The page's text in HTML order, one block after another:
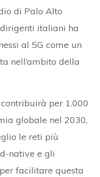
di Palo Alto
italiani ha
al 5G come un
nell’ambito della
per 1.000
globale nel 2030,
le reti più
native e gli
facilitare questa